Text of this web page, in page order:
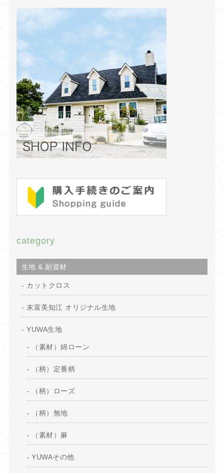
category
生地 & 副資材
カットクロス
末富美知江 オリジナル生地
YUWA生地
（素材）綿ローン
（柄）定番柄
（柄）ローズ
（柄）無地
（素材）麻
YUWAその他